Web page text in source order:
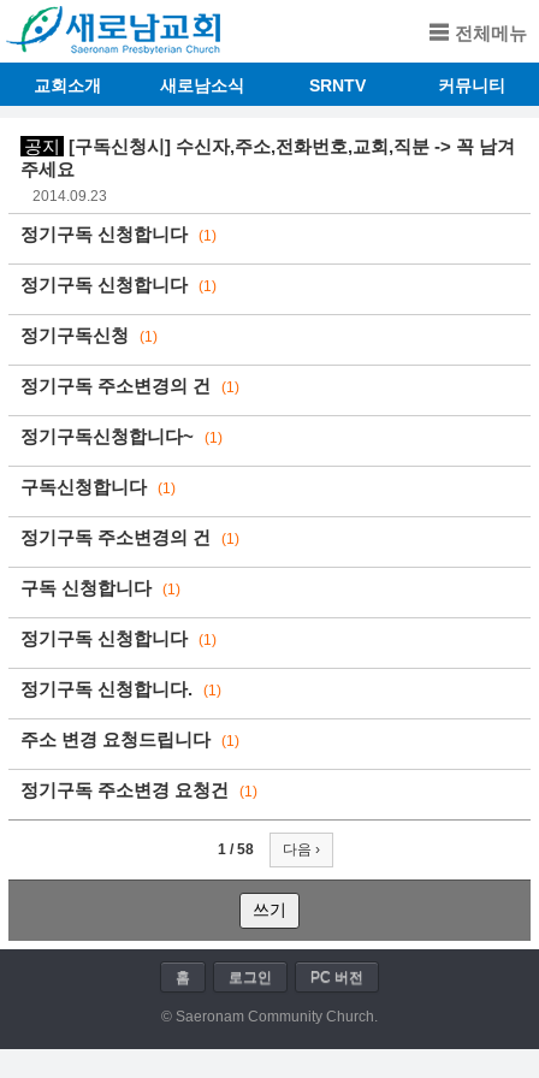
전체메뉴
교회소개 새로남소식 SRNTV 커뮤니티
공지 [구독신청시] 수신자,주소,전화번호,교회,직분 -> 꼭 남겨
주세요
2014.09.23
정기구독 신청합니다 (1)
정기구독 신청합니다 (1)
정기구독신청 (1)
정기구독 주소변경의 건 (1)
정기구독신청합니다~ (1)
구독신청합니다 (1)
정기구독 주소변경의 건 (1)
구독 신청합니다 (1)
정기구독 신청합니다 (1)
정기구독 신청합니다. (1)
주소 변경 요청드립니다 (1)
정기구독 주소변경 요청건 (1)
1 / 58 다음 ›
쓰기
홈 로그인 PC 버전
© Saeronam Community Church.